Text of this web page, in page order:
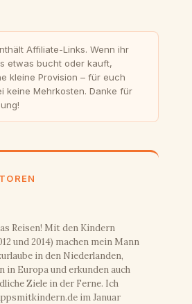
Affiliate-Links. Wenn ihr
etwas bucht oder kauft,
kleine Provision – für euch
keine Mehrkosten. Danke für
Reisen! Mit den Kindern
und 2014) machen mein Mann
in den Niederlanden,
in Europa und erkunden auch
Ziele in der Ferne. Ich
im Januar